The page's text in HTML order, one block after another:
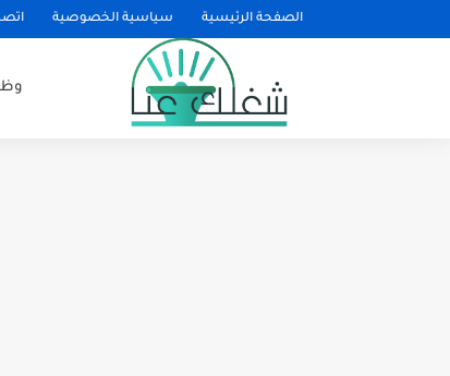
الصفحة الرئيسية سياسية الخصوصية